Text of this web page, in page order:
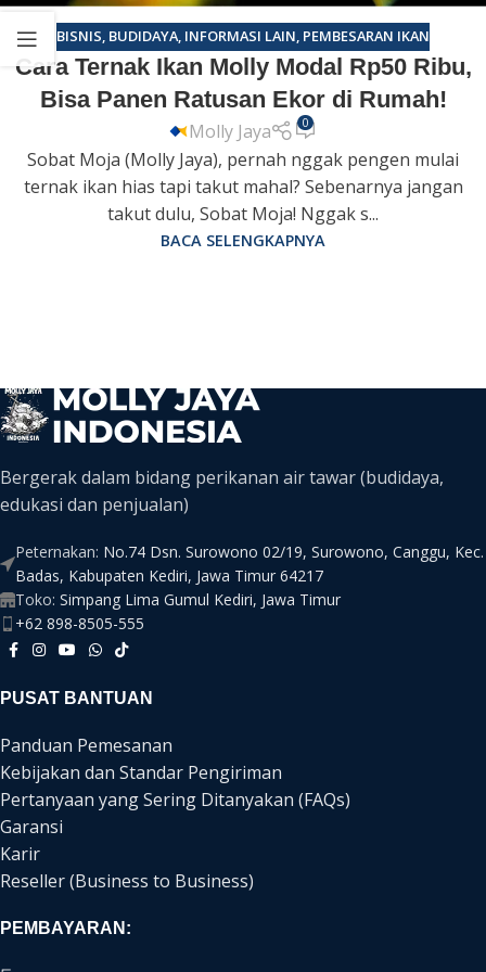
BISNIS, BUDIDAYA, INFORMASI LAIN, PEMBESARAN IKAN
Cara Ternak Ikan Molly Modal Rp50 Ribu,
Bisa Panen Ratusan Ekor di Rumah!
Molly Jaya 0
Sobat Moja (Molly Jaya), pernah nggak pengen mulai
ternak ikan hias tapi takut mahal? Sebenarnya jangan
takut dulu, Sobat Moja! Nggak s...
BACA SELENGKAPNYA
Bergerak dalam bidang perikanan air tawar (budidaya,
edukasi dan penjualan)
Peternakan: No.74 Dsn. Surowono 02/19, Surowono, Canggu, Kec.
Badas, Kabupaten Kediri, Jawa Timur 64217
Toko: Simpang Lima Gumul Kediri, Jawa Timur
+62 898-8505-555
PUSAT BANTUAN
Panduan Pemesanan
Kebijakan dan Standar Pengiriman
Pertanyaan yang Sering Ditanyakan (FAQs)
Garansi
Karir
Reseller (Business to Business)
PEMBAYARAN: